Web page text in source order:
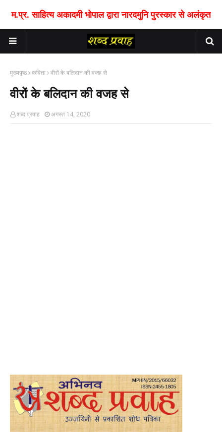
म.प्र. साहित्य अकादमी भोपाल द्वारा नारदमुनि पुरस्कार से अलंकृत
मुख्यपृष्ठ कविता वीरों के बलिदान की वजह से
वीरों के बलिदान की वजह से
शब्द प्रवाह अगस्त 14, 2020